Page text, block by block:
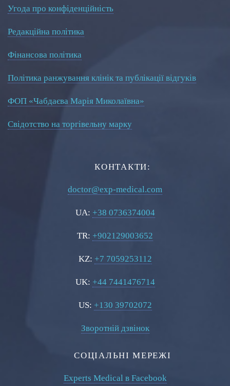
Угода про конфіденційність
Редакційна політика
Фінансова політика
Політика ранжування клінік та публікації відгуків
ФОП «Чабдаєва Марія Миколаївна»
Свідотство на торгівельну марку
КОНТАКТИ:
doctor@exp-medical.com
UA: +38 0736374004
TR: +902129003652
KZ: +7 7059253112
UK: +44 7441476714
US: +130 39702072
Зворотній дзвінок
СОЦІАЛЬНІ МЕРЕЖІ
Experts Medical в Facebook